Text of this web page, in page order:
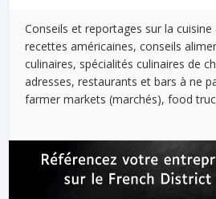
Conseils et reportages sur la cuisine
recettes américaines, conseils
culinaires, spécialités culinaires de
adresses, restaurants et bars à ne
farmer markets (marchés), food